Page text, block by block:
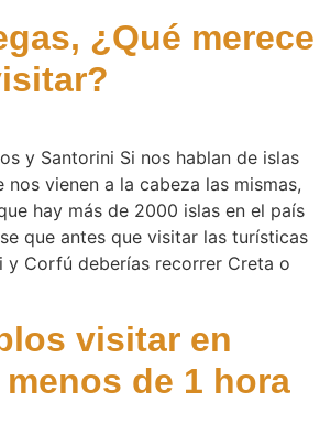
¿Qué merece
y Santorini Si nos hablan de islas
vienen a la cabeza las mismas,
hay más de 2000 islas en el país
que antes que visitar las turísticas
y Corfú deberías recorrer Creta o
visitar en
de 1 hora